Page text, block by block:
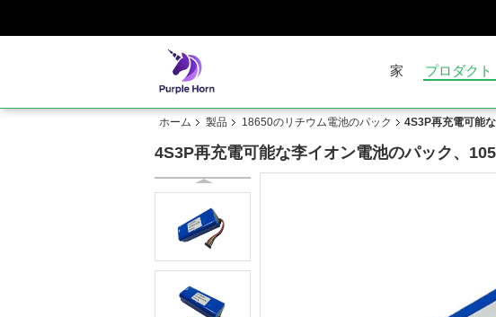
家 プロダクト
ホーム 製品 18650のリチウム電池のパック 4S3P再充電可能
4S3P再充電可能な李イオン電池のパック、